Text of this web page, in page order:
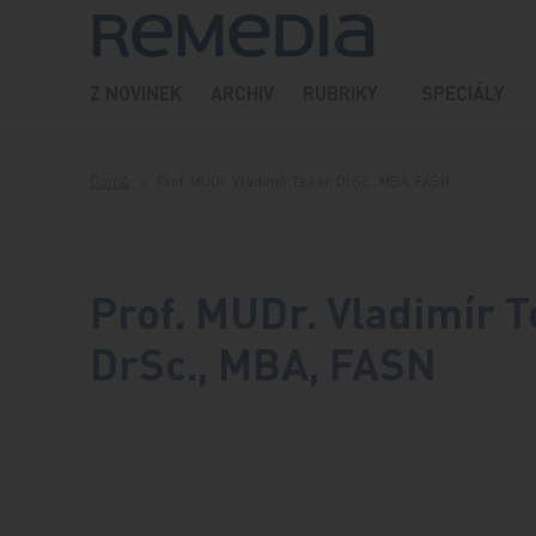
Přeskočit na obsah